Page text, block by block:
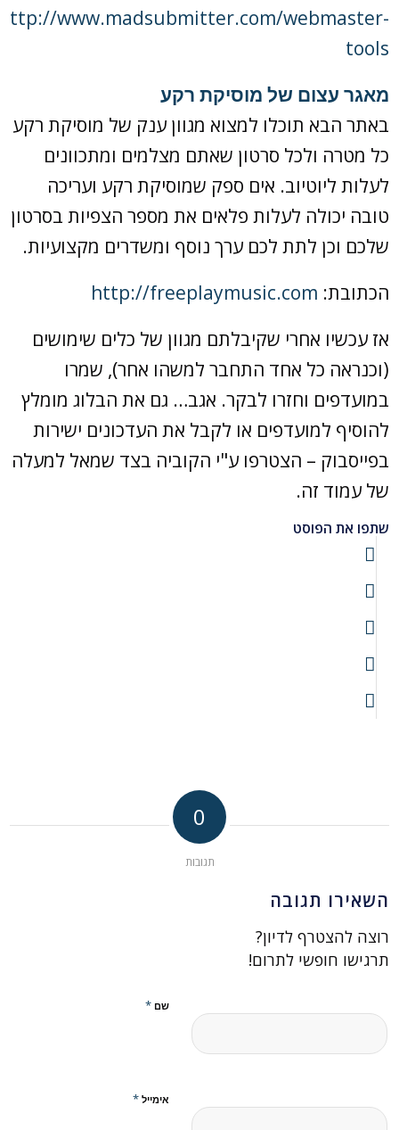
www.madsubmitter.com/webmaster-
tools
מאגר עצום של מוסיקת רקע
באתר הבא תוכלו למצוא מגוון ענק של מוסיקת רקע
כל מטרה ולכל סרטון שאתם מצלמים ומתכוונים
לעלות ליוטיוב. אים ספק שמוסיקת רקע ועריכה
טובה יכולה לעלות פלאים את מספר הצפיות בסרטון
שלכם וכן לתת לכם ערך נוסף ומשדרים מקצועיות.
הכתובת: http://freeplaymusic.com
אז עכשיו אחרי שקיבלתם מגוון של כלים שימושים
(וכנראה כל אחד התחבר למשהו אחר), שמרו
במועדפים וחזרו לבקר. אגב… גם את הבלוג מומלץ
להוסיף למועדפים או לקבל את העדכונים ישירות
בפייסבוק – הצטרפו ע"י הקוביה בצד שמאל למעלה
של עמוד זה.
שתפו את הפוסט
0
תגובות
השאירו תגובה
רוצה להצטרף לדיון?
תרגישו חופשי לתרום!
שם*
אימייל*